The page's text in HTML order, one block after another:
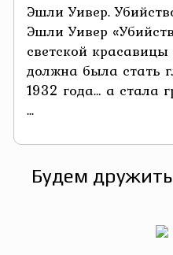
Эшли Уивер.
Эшли Уивер
светской
должна была стать
1932 года… а стала
...
Будем